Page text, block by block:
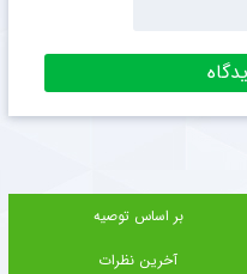
بر اساس توصیه
آخرین نظرات